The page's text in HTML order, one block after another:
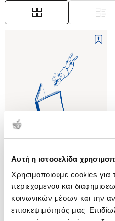
Αυτή η ιστοσελίδα
Χρησιμοποιούμε cookies για
περιεχομένου και
κοινωνικών μέσων και την
επισκεψιμότητάς μας.
(0)
(P/B) JACQUES DERRIDA -
OPENING LINES
HOBSON MARIAN
Κωδ. Πολιτείας:3707-0367